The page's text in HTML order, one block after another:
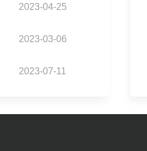
2023-04-25
2023-03-06
2023-07-11